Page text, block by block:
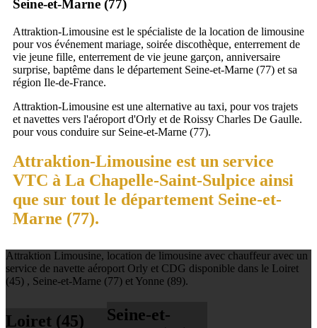
Seine-et-Marne (77)
Attraktion-Limousine est le spécialiste de la location de limousine
pour vos événement mariage, soirée discothèque, enterrement de
vie jeune fille, enterrement de vie jeune garçon, anniversaire
surprise, baptême dans le département Seine-et-Marne (77) et sa
région Ile-de-France.
Attraktion-Limousine est une alternative au taxi, pour vos trajets
et navettes vers l'aéroport d'Orly et de Roissy Charles De Gaulle.
pour vous conduire sur Seine-et-Marne (77).
Attraktion-Limousine est un service
VTC à La Chapelle-Saint-Sulpice ainsi
que sur tout le département Seine-et-
Marne (77).
Attraktion Limousine, location de limousine avec chauffeur avec un
service de navette aéroport Orly et CDG disponible dans le Loiret
(45) , Seine-et-Marne (77) et Yonne (89).
Loiret (45)
Seine-et-